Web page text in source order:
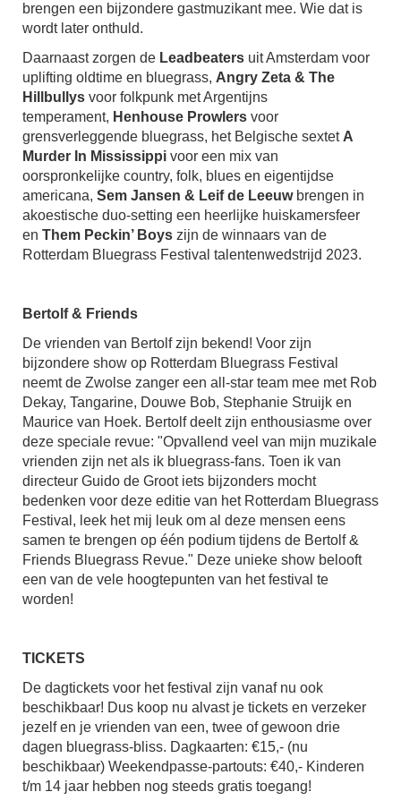
brengen een bijzondere gastmuzikant mee. Wie dat is
wordt later onthuld.
Daarnaast zorgen de Leadbeaters uit Amsterdam voor
uplifting oldtime en bluegrass, Angry Zeta & The
Hillbullys voor folkpunk met Argentijns
temperament, Henhouse Prowlers voor
grensverleggende bluegrass, het Belgische sextet A
Murder In Mississippi voor een mix van
oorspronkelijke country, folk, blues en eigentijdse
americana, Sem Jansen & Leif de Leeuwbrengen in
akoestische duo-setting een heerlijke huiskamersfeer
en Them Peckin’ Boys zijn de winnaars van de
Rotterdam Bluegrass Festival talentenwedstrijd 2023.
Bertolf & Friends
De vrienden van Bertolf zijn bekend! Voor zijn
bijzondere show op Rotterdam Bluegrass Festival
neemt de Zwolse zanger een all-star team mee met Rob
Dekay, Tangarine, Douwe Bob, Stephanie Struijk en
Maurice van Hoek. Bertolf deelt zijn enthousiasme over
deze speciale revue: "Opvallend veel van mijn muzikale
vrienden zijn net als ik bluegrass-fans. Toen ik van
directeur Guido de Groot iets bijzonders mocht
bedenken voor deze editie van het Rotterdam Bluegrass
Festival, leek het mij leuk om al deze mensen eens
samen te brengen op één podium tijdens de Bertolf &
Friends Bluegrass Revue." Deze unieke show belooft
een van de vele hoogtepunten van het festival te
worden!
TICKETS
De dagtickets voor het festival zijn vanaf nu ook
beschikbaar! Dus koop nu alvast je tickets en verzeker
jezelf en je vrienden van een, twee of gewoon drie
dagen bluegrass-bliss. Dagkaarten: €15,- (nu
beschikbaar) Weekendpasse-partouts: €40,- Kinderen
t/m 14 jaar hebben nog steeds gratis toegang!